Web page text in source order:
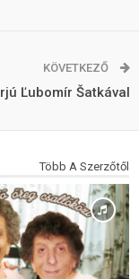
KÖVETKEZŐ
Ľubomír Šatkával
Több A Szerzőtől